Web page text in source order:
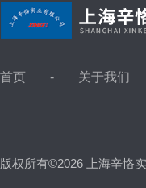
首页 关于我们
版权所有©2026 上海辛恪